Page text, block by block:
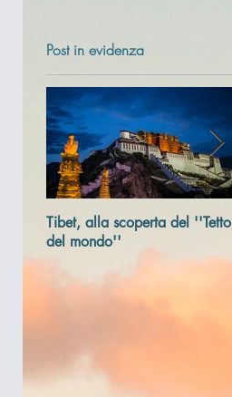
Post in evidenza
Tibet, alla scoperta del ''Tetto
del mondo''